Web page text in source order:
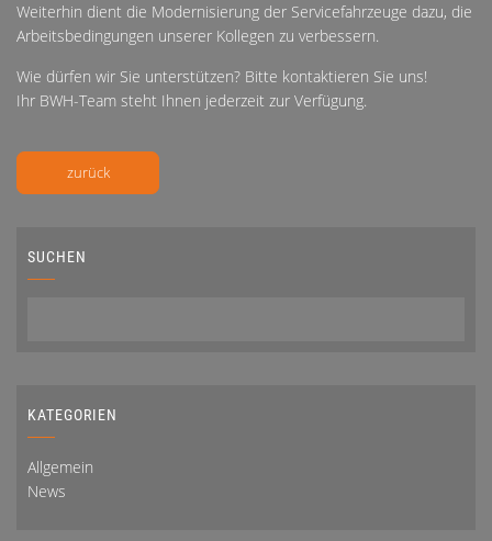
Weiterhin dient die Modernisierung der Servicefahrzeuge dazu, die
Arbeitsbedingungen unserer Kollegen zu verbessern.
Wie dürfen wir Sie unterstützen? Bitte kontaktieren Sie uns!
Ihr BWH-Team steht Ihnen jederzeit zur Verfügung.
zurück
SUCHEN
KATEGORIEN
Allgemein
News